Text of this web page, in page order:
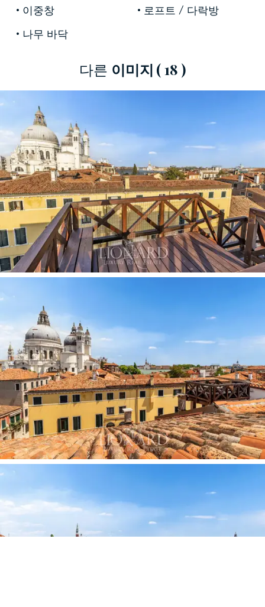
내부는 개방적이고 유동적인 구조로 설계되어 공
간의 수직성과 자연광을 극대화합니다. 거실은 거
실, 다이닝 공간, 주방이 하나의 조화로운 공간으
로 통합된 곳으로, 어두운 목재 트러스가 밝은 원
목 바닥과 대비를 이루며 전형적인 베네치아 스타
일이면서도 현대적인 감각을 더한 우아하고 따뜻
한 분위기를 연출합니다. 방음 및 단열 효과를 위
해 모든 창문은이중창으로 되어 있어
살루테 지
구의 풍경을 실내로 끊임없이 들여와 거실을 도시
전경을 감상할 수 있는 특별한 공간으로 만들어줍
니다. 높은 층고와 고층이라는 위치 덕분에 증폭된
빛은 베네치아 저층 아파트에서는 찾아보기 힘든
강렬한 햇살로 공간을 가득 채웁니다.
침실 공간은전용 욕실을 갖춘 마스터 스위트룸
과 별도의 욕실을 사용하는 두 번째 더블 침실로
구성되어 있어 소유주와 손님 모두에게 충분한 편
실과 마찬가지로 아름다운 전망을 감상할 수 있습
니다. 살루테 성당의 전경이 마치 조용히 존재하는
듯, 이곳의 위치를 끊임없이 상기시켜 줍니다. 절
제된 고급 마감재로 새롭게 단장된 욕실은 건물의
역사적인 분위기를 해치지 않으면서 현대적인 인
테리어를 완성합니다.
이 숙소를 단순한 고급 아파트에서 진정한 의미의
베네치아 저택으로 격상시키는 것은 바로전용 옥
상 테라스입니다. 숙소에서 바로 접근 가능하며,
베네치아 지구의 지붕들을 내려다볼 수 있는 이
공간으로, 과거에는 귀족 가문만을 위해 마련되었
던 곳입니다. 이곳에서는360도 파노라마 전망을
감상할 수 있습니다.
정면으로는 살루테 성당의 돔
이 우뚝 솟아 있고, 산 마르코 광장 너머로는 팔라
이중창
로프트 / 다락방
나무 바닥
다른 이미지 ( 18 )